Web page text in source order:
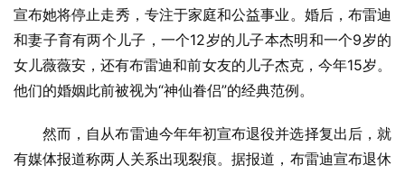
宣布她将停止走秀，专注于家庭和公益事业。婚后，布雷迪
和妻子育有两个儿子，一个12岁的儿子本杰明和一个9岁的
女儿薇薇安，还有布雷迪和前女友的儿子杰克，今年15岁。
他们的婚姻此前被视为“神仙眷侣”的经典范例。
然而，自从布雷迪今年年初宣布退役并选择复出后，就
有媒体报道称两人关系出现裂痕。据报道，布雷迪宣布退休